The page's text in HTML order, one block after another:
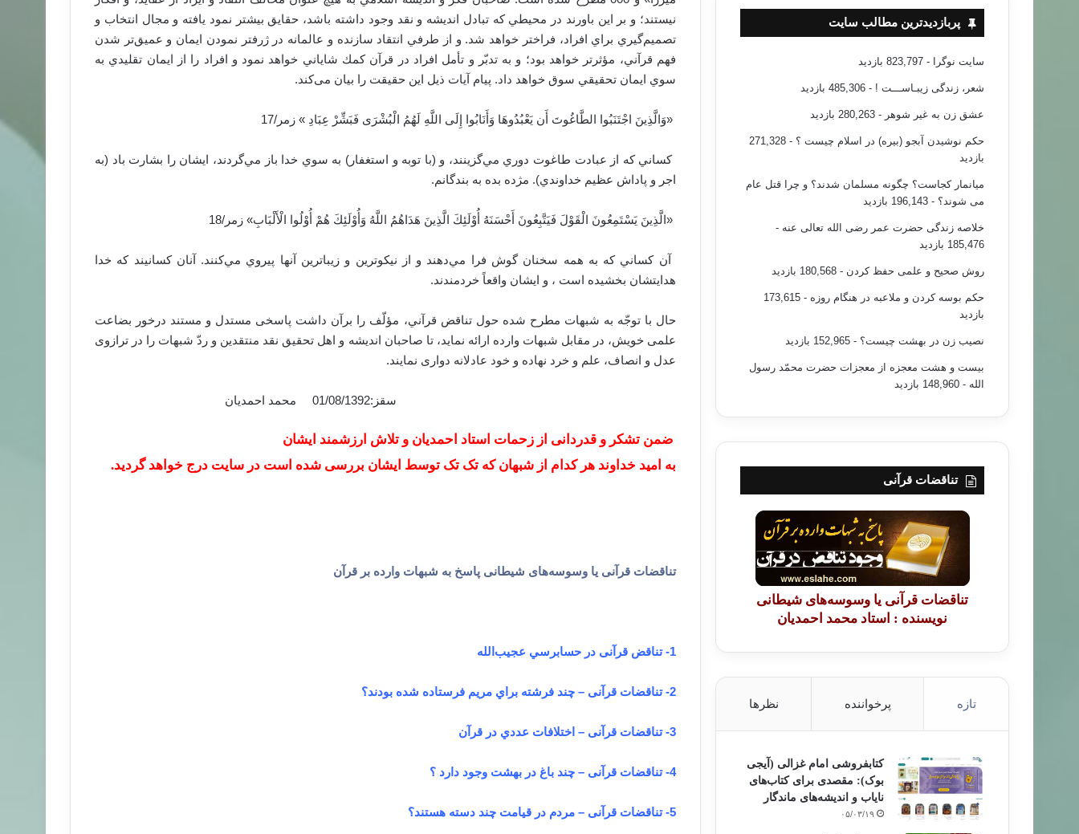
نيستند؛ و بر اين باورند در محيطي كه تبادل انديشه و نقد وجود داشته باشد، حقايق بيشتر نمود يافته و مجال انتخاب و
تصميم‌گيري براي افراد، فراختر خواهد شد. و از طرفي انتقاد سازنده و عالمانه در ژرفتر نمودن ايمان و عميق‌تر شدن
فهم قرآني، مؤثرتر خواهد بود؛ و به تدبّر و تأمل افراد در قرآن كمك شاياني خواهد نمود و افراد را از ايمان تقليدي به
سوي ایمان تحقيقي سوق خواهد داد. پیام آیات ذیل این حقیقت را بیان می‌کند.
‏ «وَالَّذِينَ اجْتَنَبُوا الطَّاغُوتَ أَن يَعْبُدُوهَا وَأَنَابُوا إِلَى اللَّهِ لَهُمُ الْبُشْرَى فَبَشِّرْ عِبَادِ » ‏زمر/17
‏ كساني كه از عبادت طاغوت دوري مي‌گزينند، و (با توبه و استغفار) به سوي خدا باز مي‌گردند، ايشان را بشارت باد (به
اجر و پاداش عظيم خداوندي). مژده بده به بندگانم. ‏
‏ «الَّذِينَ يَسْتَمِعُونَ الْقَوْلَ فَيَتَّبِعُونَ أَحْسَنَهُ أُوْلَئِكَ الَّذِينَ هَدَاهُمُ اللَّهُ وَأُوْلَئِكَ هُمْ أُوْلُوا الْأَلْبَابِ» ‏زمر/18
‏ آن كساني كه به همه سخنان گوش فرا مي‌دهند و از نيكوترين و زيباترين آنها پيروي مي‌كنند. آنان كسانيند كه خدا
هدايتشان بخشيده است ، و ايشان واقعاً خردمندند. ‏
حال با توجّه به شبهات مطرح شده حول تناقض قرآني، مؤلّف را برآن داشت پاسخی مستدل و مستند درخور بضاعت
علمی خویش، در مقابل شبهات وارده ارائه نمايد، تا صاحبان اندیشه و اهل تحقیق نقد منتقدین و ردّ شبهات را در ترازوی
عدل و انصاف، علم و خرد نهاده و خود عادلانه دواری نمایند.
سقز:01/08/1392 محمد احمدیان
ضمن تشکر و قدردانی از زحمات استاد احمدیان و تلاش ارزشمند ایشان
به امید خداوند هر کدام از شبهان که تک تک توسط ایشان بررسی شده است در سایت درج خواهد گردید.
تناقضات قرآنی یا وسوسه‌های شیطانی پاسخ به شبهات وارده بر قرآن
1- تناقض قرآنی در حسابرسي عجیب‌الله
2- تناقضات قرآنی – چند فرشته براي مريم فرستاده شده بودند؟
3- تناقضات قرآنی – اختلافات عددي در قرآن
4- تناقضات قرآنی – چند باغ در بهشت وجود دارد ؟
5- تناقضات قرآنی – مردم در قیامت چند دسته هستند؟
پربازدیدترین مطالب سایت
سایت نوگرا - 823,797 بازدید
شعر، زندگی زیبـاســـت ! - 485,306 بازدید
عشق زن به غیر شوهر - 280,263 بازدید
حکم نوشیدن آبجو (بیره) در اسلام چیست ؟
- 271,328
بازدید
میانمار کجاست؟ چگونه مسلمان شدند؟ و چرا قتل عام
می شوند؟ - 196,143 بازدید
خلاصه زندگی حضرت عمر رضی الله تعالی عنه -
185,476 بازدید
روش صحیح و علمی حفظ کردن - 180,568 بازدید
حکم بوسه کردن و ملاعبه در هنگام روزه
- 173,615
بازدید
نصیب زن در بهشت چیست؟ - 152,965 بازدید
بیست و هشت معجزه از معجزات حضرت محمّد رسول
الله - 148,960 بازدید
تناقضات قرآنی
تناقضات قرآنی یا وسوسه‌های شیطانی
نویسنده : استاد محمد احمدیان
تازه پرخواننده نظرها
کتابفروشی امام غزالی (آیجی
بوک): مقصدی برای کتاب‌های
نایاب و اندیشه‌های ماندگار
۰۵/۰۳/۱۹